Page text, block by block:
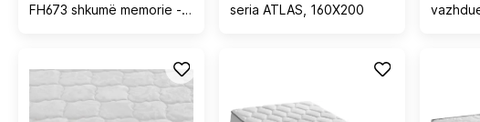
FH673 shkumë memorie -
seria ATLAS, 160X200